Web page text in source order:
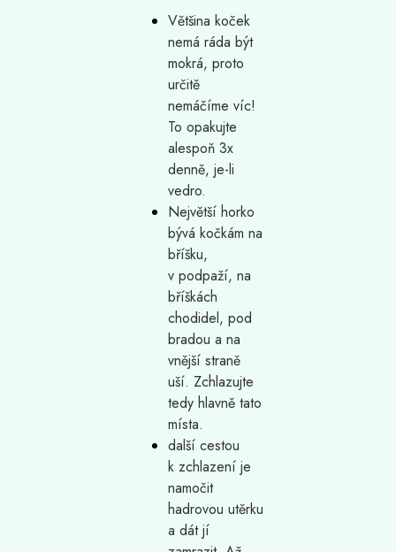
Většina koček
nemá ráda být
mokrá, proto
určitě
nemáčíme víc!
To opakujte
alespoň 3x
denně, je-li
vedro.
Největší horko
bývá kočkám na
bříšku,
v podpaží, na
bříškách
chodidel, pod
bradou a na
vnější straně
uší. Zchlazujte
tedy hlavně tato
místa.
další cestou
k zchlazení je
namočit
hadrovou utěrku
a dát jí